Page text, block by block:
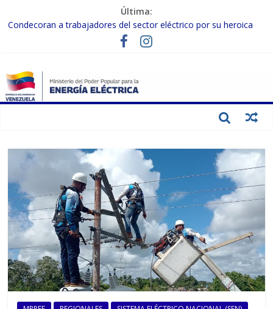
Última:
Condecoran a trabajadores del sector eléctrico por su heroica
labor tras el doble sismo del 24-J
Gobierno Nacional coordina acciones con el sector privado para
Inspeccionan trabajos de rehabilitación en instalaciones del SEN
en Carabobo
Gobierno Nacional activa plan preventivo para fortalecer el SEN